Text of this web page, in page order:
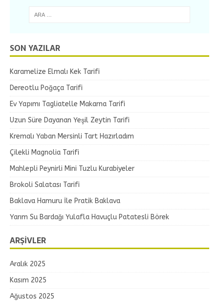
SON YAZILAR
Karamelize Elmalı Kek Tarifi
Dereotlu Poğaça Tarifi
Ev Yapımı Tagliatelle Makarna Tarifi
Uzun Süre Dayanan Yeşil Zeytin Tarifi
Kremalı Yaban Mersinli Tart Hazırladım
Çilekli Magnolia Tarifi
Mahlepli Peynirli Mini Tuzlu Kurabiyeler
Brokoli Salatası Tarifi
Baklava Hamuru İle Pratik Baklava
Yarım Su Bardağı Yulafla Havuçlu Patatesli Börek
ARŞIVLER
Aralık 2025
Kasım 2025
Ağustos 2025